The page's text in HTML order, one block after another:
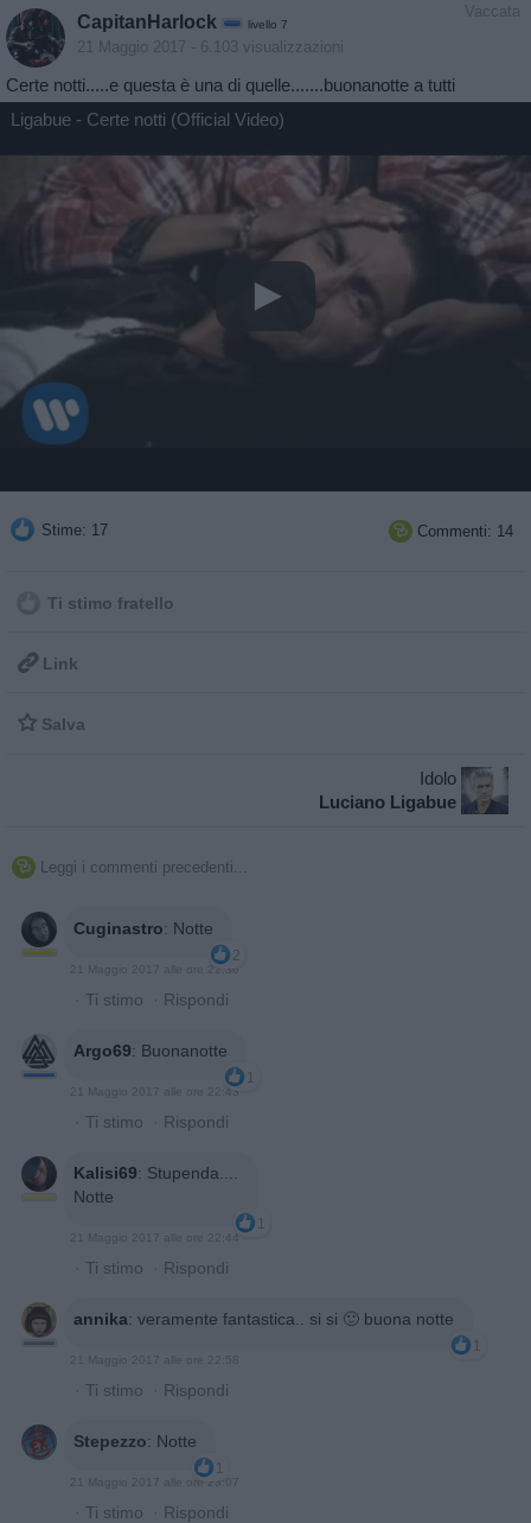
Vaccata
CapitanHarlock livello 7
21 Maggio 2017 - 6.103 visualizzazioni
Certe notti.....e questa è una di quelle.......buonanotte a tutti
Ligabue - Certe notti (Official Video)
Stime: 17  Commenti: 14
Ti stimo fratello
 Link
 Salva
Idolo
Luciano Ligabue
 Leggi i commenti precedenti...
Cuginastro: Notte
2
21 Maggio 2017 alle ore 22:36
· Ti stimo · Rispondi
Argo69: Buonanotte
1
21 Maggio 2017 alle ore 22:43
· Ti stimo · Rispondi
Kalisi69: Stupenda....
Notte
1
21 Maggio 2017 alle ore 22:44
· Ti stimo · Rispondi
annika: veramente fantastica.. si si 🙂 buona notte
1
21 Maggio 2017 alle ore 22:58
· Ti stimo · Rispondi
Stepezzo: Notte
1
21 Maggio 2017 alle ore 23:07
· Ti stimo · Rispondi